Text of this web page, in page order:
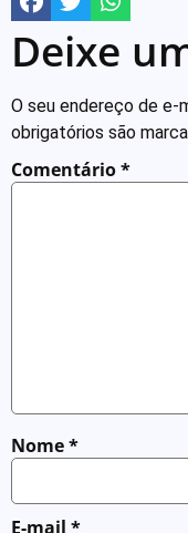
Deixe
O seu endereço de e-
obrigatórios são
Comentário*
Nome*
E-mail *